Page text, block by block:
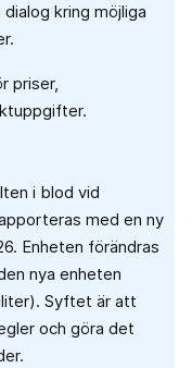
kring möjliga
priser,
i blod vid
med en ny
Enheten förändras
nya enheten
Syftet är att
och göra det